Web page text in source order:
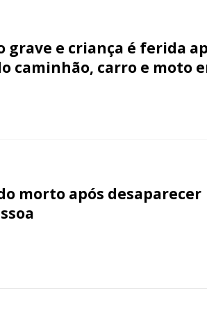
grave e criança é ferida
caminhão, carro e moto
morto após desaparecer